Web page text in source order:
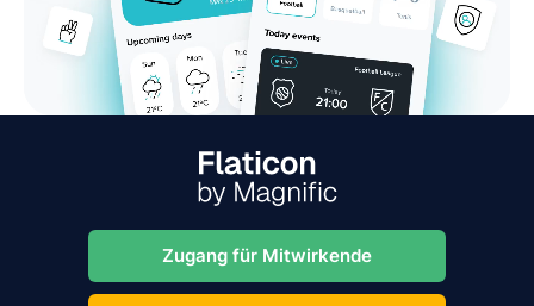
Zugang für Mitwirkende